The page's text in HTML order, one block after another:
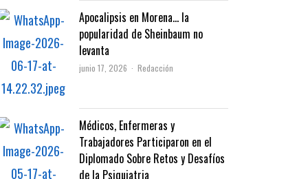
Apocalipsis en Morena… la
popularidad de Sheinbaum no
levanta
junio 17, 2026 Author
Redacción
Médicos, Enfermeras y
Trabajadores Participaron en el
Diplomado Sobre Retos y Desafíos
de la Psiquiatria